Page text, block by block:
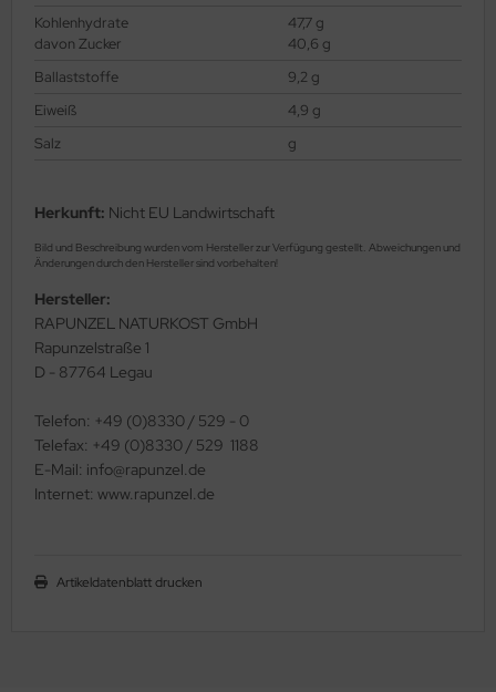
Kohlenhydrate
davon Zucker
47,7 g
40,6 g
Ballaststoffe
9,2 g
Eiweiß
4,9 g
Salz
g
Herkunft: Nicht EU Landwirtschaft
Bild und Beschreibung wurden vom Hersteller zur Verfügung gestellt. Abweichungen und
Änderungen durch den Hersteller sind vorbehalten!
Hersteller:
RAPUNZEL NATURKOST GmbH
Rapunzelstraße 1
D - 87764 Legau
Telefon: +49 (0)8330 / 529 - 0
Telefax: +49 (0)8330 / 529  1188
E-Mail: info@rapunzel.de
Internet: www.rapunzel.de
Artikeldatenblatt drucken